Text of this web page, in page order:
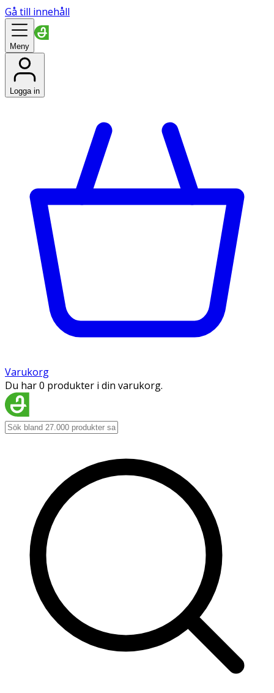
Gå till innehåll
Meny
Logga in
Varukorg
Du har 0 produkter i din varukorg.